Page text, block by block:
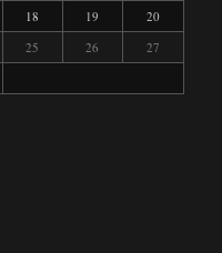
18 19
20
25 26
27